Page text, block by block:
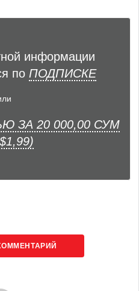
информации
по ПОДПИСКЕ
ЗА 20 000,00 СУМ